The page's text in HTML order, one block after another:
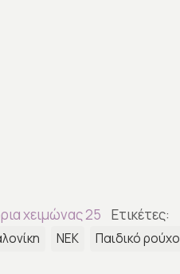
χειμώνας 25 Ετικέτες:
ΝΕΚ
Παιδικό ρούχο